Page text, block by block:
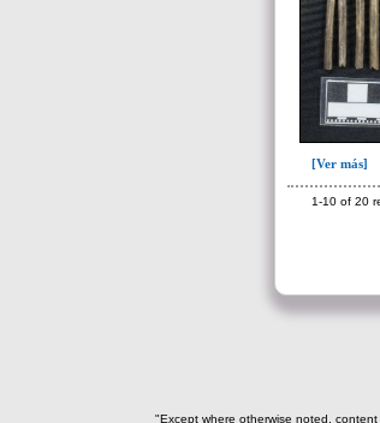
[Ver más]
1-10 of 20
"Except where otherwise noted,